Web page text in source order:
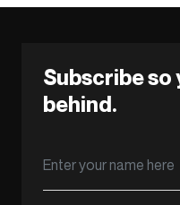
Subscribe so
behind.